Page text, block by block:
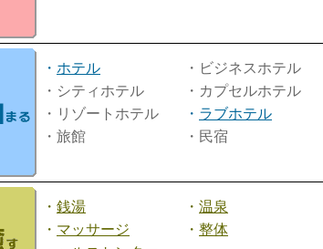
・ ホテル
・ビジネスホテル
・シティホテル
・カプセルホテル
・リゾートホテル
・ ラブホテル
・旅館
・民宿
・ 銭湯 ・ 温泉
・ マッサージ ・ 整体